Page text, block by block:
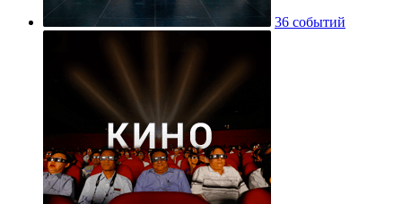
36 событий